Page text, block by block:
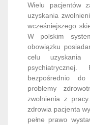
Wielu pacjentów
uzyskania
wcześniejszego
W polskim
obowiązku
celu uzyskania
bezpośrednio
problemy
zwolnienia z
zdrowia pacjenta
pełne prawo